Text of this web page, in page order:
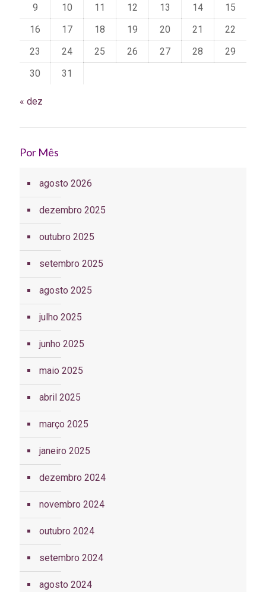
9
10 11 12 13 14
15
16
17 18 19 20 21
22
23
24 25 26 27 28
29
30
31
« dez
Por Mês
agosto 2026
dezembro 2025
outubro 2025
setembro 2025
agosto 2025
julho 2025
junho 2025
maio 2025
abril 2025
março 2025
janeiro 2025
dezembro 2024
novembro 2024
outubro 2024
setembro 2024
agosto 2024